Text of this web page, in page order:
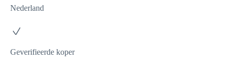
Nederland
Geverifieerde koper